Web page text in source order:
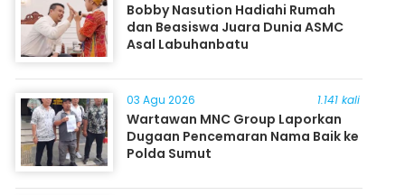
Bobby Nasution Hadiahi Rumah
dan Beasiswa Juara Dunia ASMC
Asal Labuhanbatu
03 Agu 2026 1.141 kali
Wartawan MNC Group Laporkan
Dugaan Pencemaran Nama Baik ke
Polda Sumut